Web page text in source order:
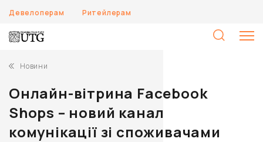
Девелоперам Ритейлерам
Новини
Онлайн-вітрина Facebook
Shops – новий канал
комунікації зі споживачами